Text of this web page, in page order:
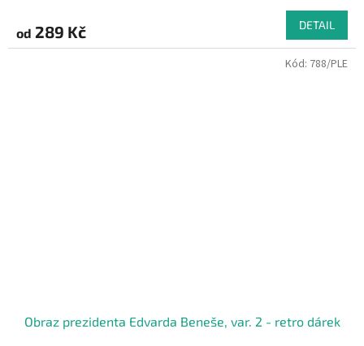
od 289 Kč DETAIL
Obraz prezidenta Edvarda Beneše, var. 2 - retro dárek
Kód: 788/PLE